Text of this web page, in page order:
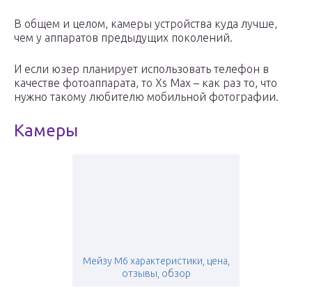
В общем и целом, камеры устройства куда лучше,
чем у аппаратов предыдущих поколений.
И если юзер планирует использовать телефон в
качестве фотоаппарата, то Xs Max – как раз то, что
нужно такому любителю мобильной фотографии.
Камеры
Мейзу М6 характеристики, цена,
отзывы, обзор